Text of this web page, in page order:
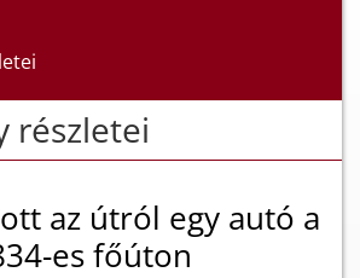
részletei
az útról egy autó a
es főúton